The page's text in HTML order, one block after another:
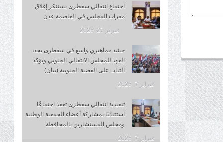
اجتماع انتقالي سقطرى يستنكر إغلاق
مقرات المجلس في العاصمة عدن
فبراير 27, 2026
حشد جماهيري واسع في سقطرى يجدد
العهد للمجلس الانتقالي الجنوبي ويؤكد
الثبات على القضية الجنوبية (بيان)
فبراير 7, 2026
تنفيذية انتقالي سقطرى تعقد اجتماعًا
استثنائيًا بمشاركة أعضاء الجمعية الوطنية
ومجلس المستشارين بالمحافظة
فبراير 7, 2026